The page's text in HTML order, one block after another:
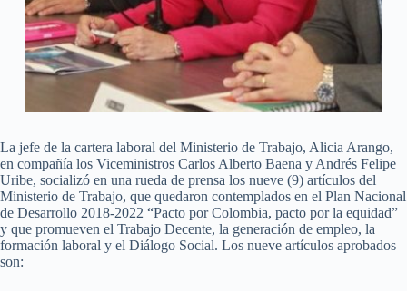
La jefe de la cartera laboral del Ministerio de Trabajo, Alicia Arango,
en compañía los Viceministros Carlos Alberto Baena y Andrés Felipe
Uribe, socializó en una rueda de prensa los nueve (9) artículos del
Ministerio de Trabajo, que quedaron contemplados en el Plan Nacional
de Desarrollo 2018-2022 “Pacto por Colombia, pacto por la equidad”
y que promueven el Trabajo Decente, la generación de empleo, la
formación laboral y el Diálogo Social. Los nueve artículos aprobados
son: